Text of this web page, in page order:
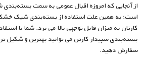
از آنجایی که امروزه اقبال عمومی به سمت
است؛ به همین علت استفاده از بسته‌بندی شیک
کارتان به میزان قابل توجهی بالا می برد. شما با
بسته‌بندی سپیدار کارتن می توانید بهترین و شکیل
سفارش دهید.